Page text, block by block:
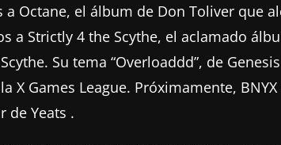
a Octane, el álbum de Don Toliver que
a Strictly 4 the Scythe, el aclamado
Su tema “Overloaddd”, de
X Games League. Próximamente,
de Yeats .